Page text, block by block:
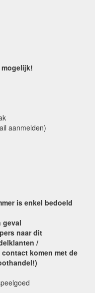
aanmelden)
is enkel bedoeld
geval
naar dit
/
komen met de